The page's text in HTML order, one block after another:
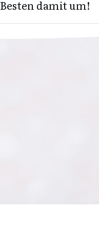
Besten damit um!